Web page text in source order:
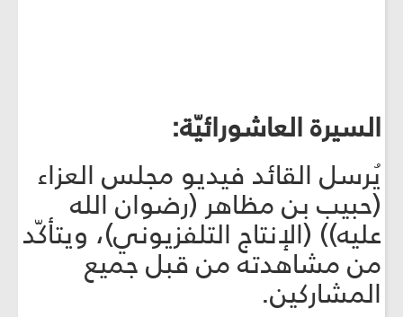
السيرة العاشورائيّة:
يُرسل القائد فيديو مجلس العزاء
(حبيب بن مظاهر (رضوان الله
عليه)) (الإنتاج التلفزيوني)، ويتأكّد
من مشاهدته من قبل جميع
المشاركين.